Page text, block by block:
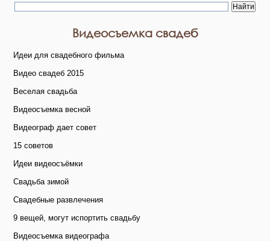
Видеосъемка свадеб
Идеи для свадебного фильма
Видео свадеб 2015
Веселая свадьба
Видеосъемка весной
Видеограф дает совет
15 советов
Идеи видеосъёмки
Свадьба зимой
Свадебные развлечения
9 вещей, могут испортить свадьбу
Видеосъемка видеографа